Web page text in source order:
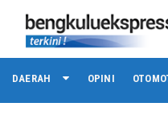
DAERAH OPINI